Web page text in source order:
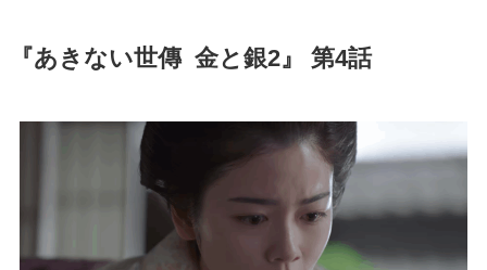
『あきない世傳 金と銀2』 第4話